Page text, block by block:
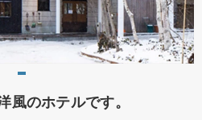
風のホテルです。